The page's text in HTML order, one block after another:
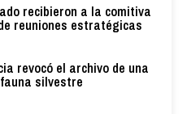
recibieron a la comitiva
reuniones estratégicas
revocó el archivo de una
silvestre